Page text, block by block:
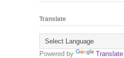
Translate
Powered by Translate